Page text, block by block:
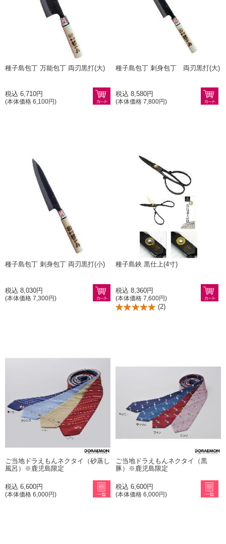
種子島包丁 万能包丁 両刃黒打(大)
税込 6,710円
(本体価格 6,100円)
種子島包丁 刺身包丁 両刃黒打(大)
税込 8,580円
(本体価格 7,800円)
種子島包丁 刺身包丁 両刃黒打(小)
税込 8,030円
(本体価格 7,300円)
種子島鋏 黒仕上(4寸)
税込 8,360円
(本体価格 7,600円)
(2)
ご当地ドラえもんネクタイ（砂蒸し
風呂）※鹿児島限定
税込 6,600円
(本体価格 6,000円)
ご当地ドラえもんネクタイ（黒
豚）※鹿児島限定
税込 6,600円
(本体価格 6,000円)